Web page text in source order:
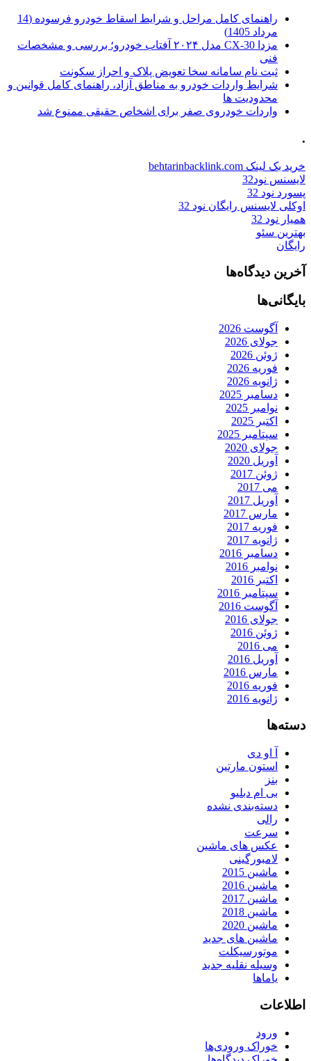
راهنمای کامل مراحل و شرایط اسقاط خودرو فرسوده (14
مرداد 1405)
مزدا CX-30 مدل ۲۰۲۴ آفتاب خودرو؛ بررسی و مشخصات
فنی
ثبت نام سامانه سخا تعویض پلاک و احراز سکونت
شرایط واردات خودرو به مناطق آزاد، راهنمای کامل قوانین و
محدودیت ها
واردات خودروی صفر برای اشخاص حقیقی ممنوع شد
.
خرید بک لینک behtarinbacklink.com
لایسنس نود32
پسورد نود 32
اوکلی لایسنس رایگان نود 32
همیار نود 32
بهترین سئو
رایگان
آخرین دیدگاه‌ها
بایگانی‌ها
آگوست 2026
جولای 2026
ژوئن 2026
فوریه 2026
ژانویه 2026
دسامبر 2025
نوامبر 2025
اکتبر 2025
سپتامبر 2025
جولای 2020
آوریل 2020
ژوئن 2017
می 2017
آوریل 2017
مارس 2017
فوریه 2017
ژانویه 2017
دسامبر 2016
نوامبر 2016
اکتبر 2016
سپتامبر 2016
آگوست 2016
جولای 2016
ژوئن 2016
می 2016
آوریل 2016
مارس 2016
فوریه 2016
ژانویه 2016
دسته‌ها
آ او دی
استون مارتین
بنز
بی ام دبلیو
دسته‌بندی نشده
رالی
سرعت
عکس های ماشین
لامبورگینی
ماشین 2015
ماشین 2016
ماشین 2017
ماشین 2018
ماشین 2020
ماشین های جدید
موتورسیکلت
وسیله نقلیه جدید
یاماها
اطلاعات
ورود
خوراک ورودی‌ها